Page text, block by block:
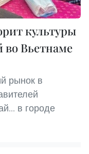
культуры
во Вьетнаме
рынок в
в городе